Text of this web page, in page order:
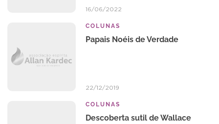
16/06/2022
COLUNAS
Papais Noéis de Verdade
22/12/2019
COLUNAS
Descoberta sutil de Wallace